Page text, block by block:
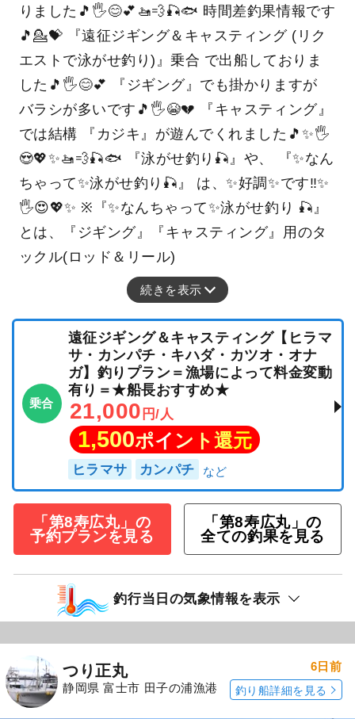
りました🎵🖐😊💕🚤💨🎣🐟 時間差釣果情報です
🎵💁💝 『遠征ジギング＆キャスティング (リク
エストで泳がせ釣り)』乗合 で出船しておりま
した🎵🖐😊💕 『ジギング』でも掛かりますが
バラシが多いです🎵🖐😭💔 『キャスティング』
では結構 『カジキ』が遊んでくれました🎵✨🖐
😍💖✨🚤💨🎣🐟 『泳がせ釣り🎣』や、 『✨なん
ちゃって✨泳がせ釣り🎣』 は、✨好調✨です‼️✨
🖐😍💖✨ ※『✨なんちゃって✨泳がせ釣り 🎣』
とは、『ジギング』『キャスティング』用のタ
ックル(ロッド＆リール)
続きを表示
乗合
遠征ジギング＆キャスティング【ヒラマ
サ・カンパチ・キハダ・カツオ・オナ
ガ】釣りプラン＝漁場によって料金変動
有り＝★船長おすすめ★
21,000 円/人
1,500ポイント還元
ヒラマサ カンパチ
「第8寿広丸」の
予約プランを見る
「第8寿広丸」の
全ての釣果を見る
釣行当日の気象情報を表示
つり正丸
静岡県 富士市 田子の浦漁港
6日前
釣り船詳細を見る